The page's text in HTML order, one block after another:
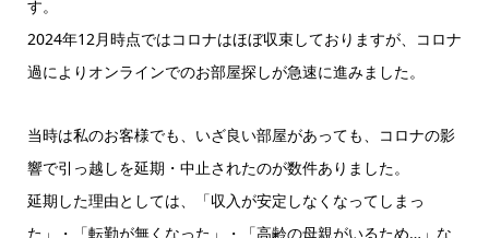
す。
2024年12月時点ではコロナはほぼ収束しておりますが、コロナ
過によりオンラインでのお部屋探しが急速に進みました。
当時は私のお客様でも、いざ良い部屋があっても、コロナの影
響で引っ越しを延期・中止されたのが数件ありました。
延期した理由としては、「収入が安定しなくなってしまっ
た」・「転勤が無くなった」・「高齢の母親がいるため…」な